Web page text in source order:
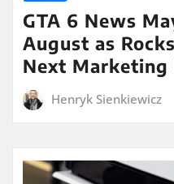
GTA 6 News
August as
Next Marketing
Henryk Sienkiewicz